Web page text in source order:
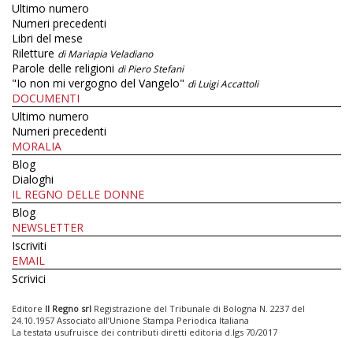
Ultimo numero
Numeri precedenti
Libri del mese
Riletture di Mariapia Veladiano
Parole delle religioni di Piero Stefani
"Io non mi vergogno del Vangelo" di Luigi Accattoli
DOCUMENTI
Ultimo numero
Numeri precedenti
MORALIA
Blog
Dialoghi
IL REGNO DELLE DONNE
Blog
NEWSLETTER
Iscriviti
EMAIL
Scrivici
Editore Il Regno srl Registrazione del Tribunale di Bologna N. 2237 del
24.10.1957 Associato all’Unione Stampa Periodica Italiana
La testata usufruisce dei contributi diretti editoria d.lgs 70/2017